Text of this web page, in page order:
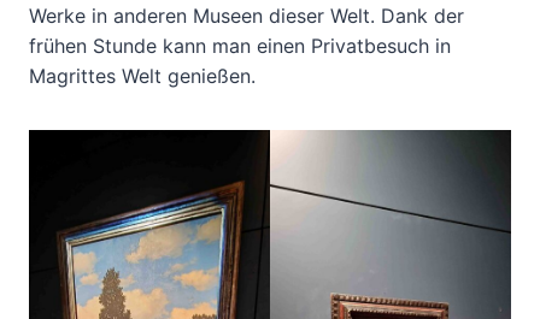
Werke in anderen Museen dieser Welt. Dank der
frühen Stunde kann man einen Privatbesuch in
Magrittes Welt genießen.